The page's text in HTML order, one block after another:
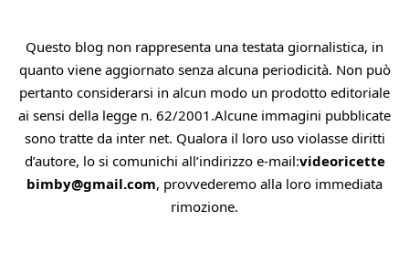
Questo blog non rappresenta una testata giornalistica, in
quanto viene aggiornato senza alcuna periodicità. Non può
pertanto considerarsi in alcun modo un prodotto editoriale
ai sensi della legge n. 62/2001.Alcune immagini pubblicate
sono tratte da inter net. Qualora il loro uso violasse diritti
d’autore, lo si comunichi all’indirizzo e-mail:videoricette
bimby@gmail.com, provvederemo alla loro immediata
rimozione.